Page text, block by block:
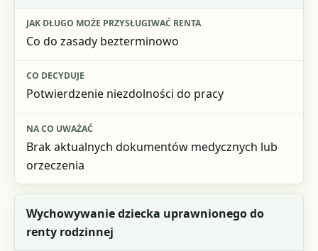
Co do zasady bezterminowo
Potwierdzenie niezdolności do pracy
Brak aktualnych dokumentów medycznych lub
orzeczenia
Wychowywanie dziecka uprawnionego do
renty rodzinnej